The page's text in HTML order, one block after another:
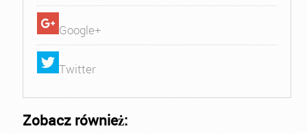
Google+
Twitter
Zobacz również: